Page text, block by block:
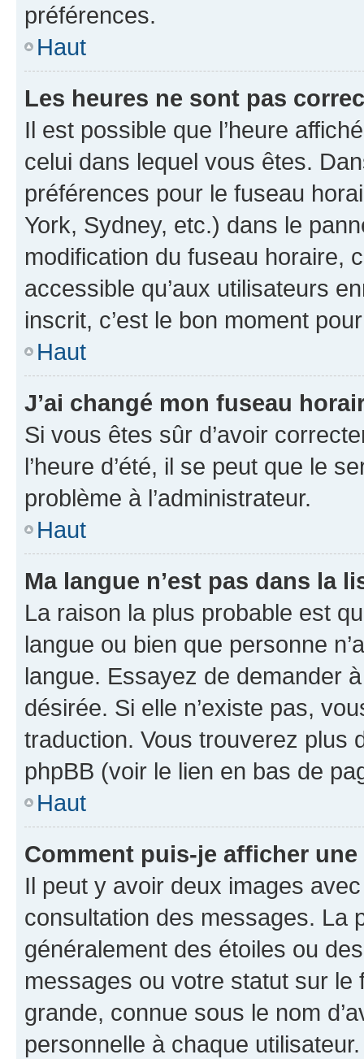
préférences.
Haut
Les heures ne sont pas
Il est possible que l’heure
celui dans lequel vous êtes.
préférences pour le fuseau
York, Sydney, etc.) dans le
modification du fuseau horaire,
accessible qu’aux utilisateurs
inscrit, c’est le bon moment
Haut
J’ai changé mon fuseau
Si vous êtes sûr d’avoir
l’heure d’été, il se peut que le
problème à l’administrateur.
Haut
Ma langue n’est pas dans la
La raison la plus probable est
langue ou bien que personne
langue. Essayez de demander
désirée. Si elle n’existe pas,
traduction. Vous trouverez plus
phpBB (voir le lien en bas de
Haut
Comment puis-je afficher
Il peut y avoir deux images
consultation des messages. La
généralement des étoiles ou
messages ou votre statut sur
grande, connue sous le nom
personnelle à chaque utilisateur.